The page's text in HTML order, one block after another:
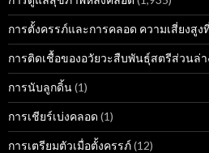
การตั้งครรภ์และการคลอด ความเสี่ยงสูง
การติดเชื้อของอวัยวะสืบพันธุ์สตรีส่วนล่า
การนับลูกดิ้น(1)
การเชียร์เบ่งคลอด (1)
การเตรียมตัวเมื่อตั้งครรภ์(12)